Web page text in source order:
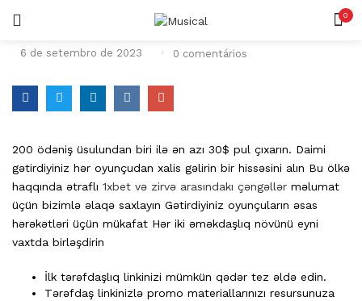
0
Lembrar-me
6 de setembro de 2023 0 comentários
200 ödəniş üsulundan biri ilə ən azı 30$ pul çıxarın. Daimi
gətirdiyiniz hər oyunçudan xalis gəlirin bir hissəsini alın Bu ölkə
haqqında ətraflı 1xbet və zirvə arasındakı çəngəllər məlumat
üçün bizimlə əlaqə saxlayın Gətirdiyiniz oyunçuların əsas
hərəkətləri üçün mükafat Hər iki əməkdaşlıq növünü eyni
vaxtda birləşdirin
İlk tərəfdaşlıq linkinizi mümkün qədər tez əldə edin.
Tərəfdaş linkinizlə promo materiallarınızı resursunuza